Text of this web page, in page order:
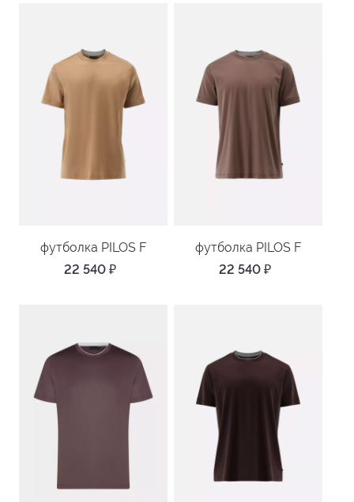
футболка PILOS F
22 540 ₽
футболка PILOS F
22 540 ₽